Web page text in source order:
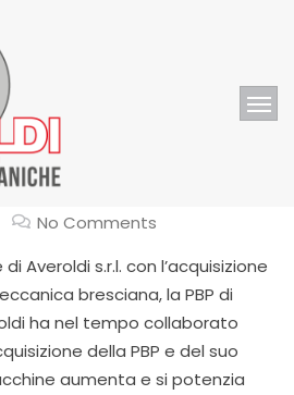
No Comments
Averoldi s.r.l. con l’acquisizione
bresciana, la PBP di
ha nel tempo collaborato
della PBP e del suo
aumenta e si potenzia